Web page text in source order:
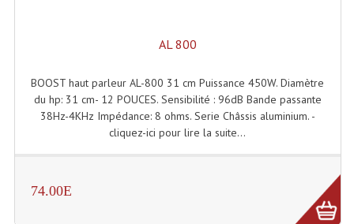
Angle DECOTRI Structure Contest
Angle DUO Structure Contest
Angles Structure ASD SX290
AL 800
BOOST haut parleur AL-800 31 cm Puissance 450W. Diamètre
du hp: 31 cm- 12 POUCES. Sensibilité : 96dB Bande passante
38Hz-4KHz Impédance: 8 ohms. Serie Châssis aluminium. -
cliquez-ici pour lire la suite...
74.00E